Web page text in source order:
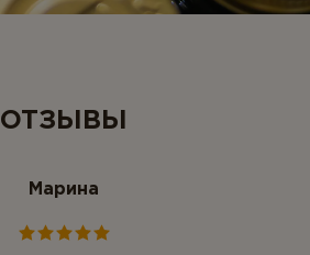
ОТЗЫВЫ
Марина